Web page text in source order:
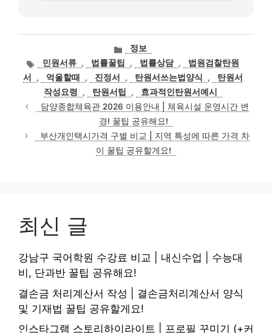
카
고
리
정보
태민원서류 , 법률꿀팁 , 법률상담 ,
법원검찰탄원
서
, 억울할때 , 진정서 , 탄원서쓰는법양식 ,
탄원서
작성요령
, 탄원서팁 ,
효과적인탄원서예시
담양종합체육관 2026 이용안내 | 체육시설 운영시간 변
경! 꿀팁 공유해요!
부산개인택시가격 구별 비교 | 지역 특성에 따른 가격 차
이 꿀팁 공유할게요!
최신 글
강남구 국어학원 수강료 비교 | 내신수업 | 수능대
비, 단과반 꿀팁 공유해요!
결손금 처리계산서 작성 | 결손금처리계산서 양식
및 기재법 꿀팁 공유할게요!
인스타그램 스토리하이라이트 | 프로필 꾸미기 (+커